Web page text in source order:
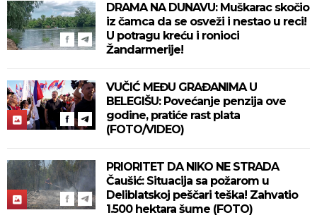
DRAMA NA DUNAVU: Muškarac skočio
iz čamca da se osveži i nestao u reci!
U potragu kreću i ronioci
Žandarmerije!
VUČIĆ MEĐU GRAĐANIMA U
BELEGIŠU: Povećanje penzija ove
godine, pratiće rast plata
(FOTO/VIDEO)
PRIORITET DA NIKO NE STRADA
Čaušić: Situacija sa požarom u
Deliblatskoj peščari teška! Zahvatio
1.500 hektara šume (FOTO)